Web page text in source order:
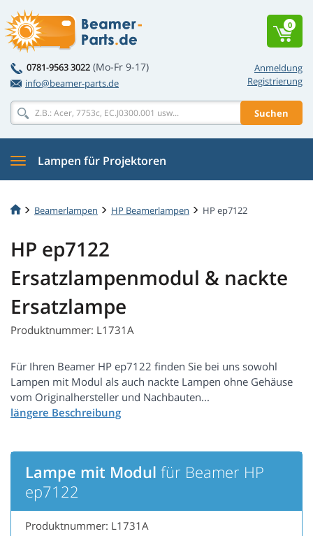
Anmeldung
Registrierung
0781-9563 3022 (Mo-Fr 9-17)
info@beamer-parts.de
Suchen
0
Lampen für Projektoren
Beamerlampen HP Beamerlampen HP ep7122
HP ep7122
Ersatzlampenmodul & nackte
Ersatzlampe
Produktnummer: L1731A
Für Ihren Beamer HP ep7122 finden Sie bei uns sowohl
Lampen mit Modul als auch nackte Lampen ohne Gehäuse
vom Originalhersteller und Nachbauten...
Lampe mit Modul für Beamer HP
ep7122
Produktnummer: L1731A